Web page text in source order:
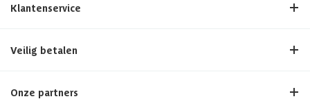
Klantenservice
Veilig betalen
Onze partners